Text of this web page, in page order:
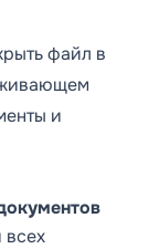
файл в
и